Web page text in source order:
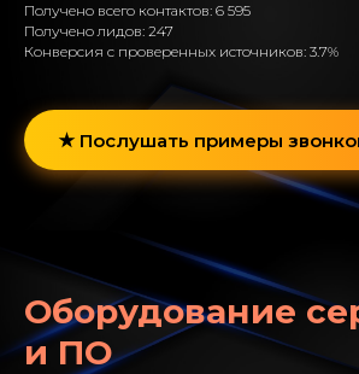
Получено всего контактов: 6 595
Получено лидов: 247
Конверсия с проверенных источников: 3.7%
Послушать примеры
Оборудование
и ПО